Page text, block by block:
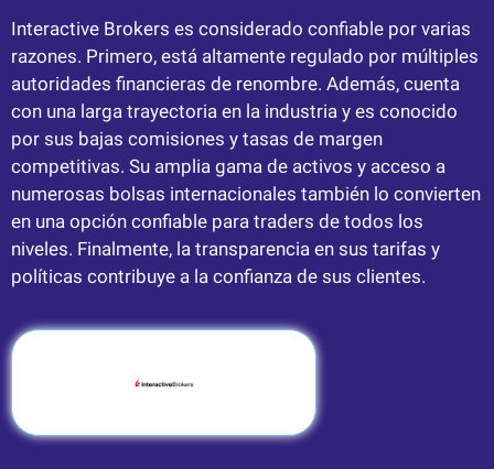
Interactive Brokers es considerado confiable por varias
razones. Primero, está altamente regulado por múltiples
autoridades financieras de renombre. Además, cuenta
con una larga trayectoria en la industria y es conocido
por sus bajas comisiones y tasas de margen
competitivas. Su amplia gama de activos y acceso a
numerosas bolsas internacionales también lo convierten
en una opción confiable para traders de todos los
niveles. Finalmente, la transparencia en sus tarifas y
políticas contribuye a la confianza de sus clientes.